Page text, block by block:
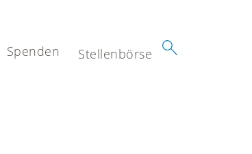
Spenden Stellenbörse